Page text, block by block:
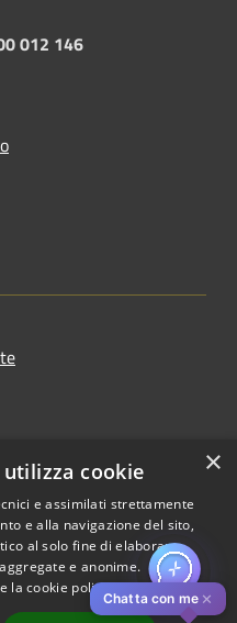
012 146
Copyright © 2026 • Comune di
Pistoia • Powered by
Chatta con me ✕
×
cookie
e assimilati strettamente
e alla navigazione del sito,
al solo fine di elaborare
e anonime.
la cookie policy al seguentelink